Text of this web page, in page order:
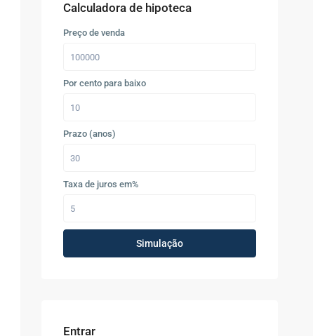
Calculadora de hipoteca
Preço de venda
Por cento para baixo
Prazo (anos)
Taxa de juros em%
Simulação
Entrar